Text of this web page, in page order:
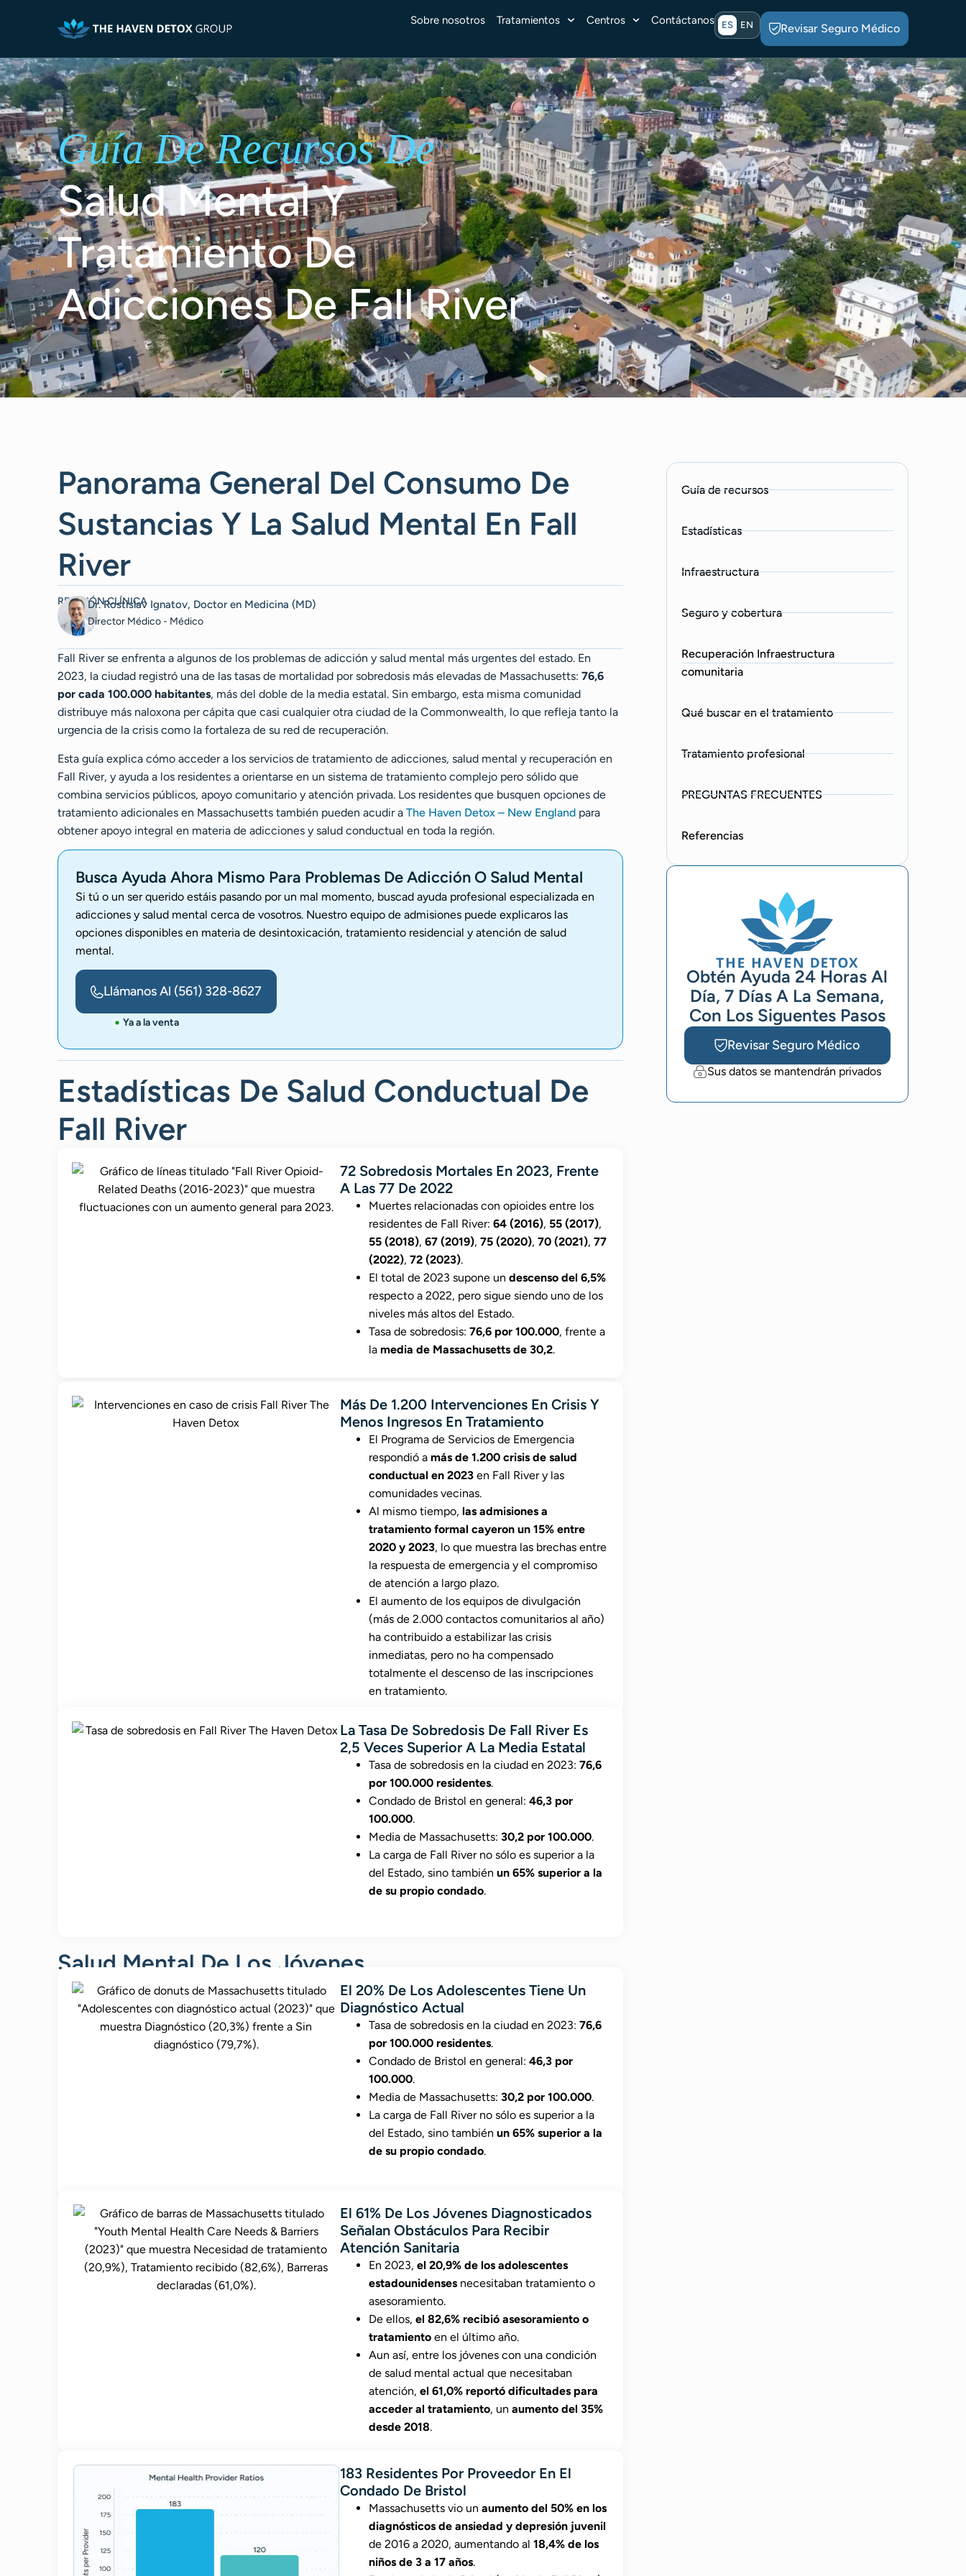
Sobre nosotros Tratamientos Centros Contáctanos ES EN Revisar Seguro Médico
Guía De Recursos De
Salud Mental Y
Tratamiento De
Adicciones De Fall River
Panorama General Del Consumo De
Sustancias Y La Salud Mental En Fall
River
REVISIÓN CLÍNICA
Dr. Rostislav Ignatov, Doctor en Medicina (MD)
Director Médico - Médico
Fall River se enfrenta a algunos de los problemas de adicción y salud mental más urgentes del estado. En
2023, la ciudad registró una de las tasas de mortalidad por sobredosis más elevadas de Massachusetts: 76,6
por cada 100.000 habitantes, más del doble de la media estatal. Sin embargo, esta misma comunidad
distribuye más naloxona per cápita que casi cualquier otra ciudad de la Commonwealth, lo que refleja tanto la
urgencia de la crisis como la fortaleza de su red de recuperación.
Esta guía explica cómo acceder a los servicios de tratamiento de adicciones, salud mental y recuperación en
Fall River, y ayuda a los residentes a orientarse en un sistema de tratamiento complejo pero sólido que
combina servicios públicos, apoyo comunitario y atención privada. Los residentes que busquen opciones de
tratamiento adicionales en Massachusetts también pueden acudir a The Haven Detox – New England para
obtener apoyo integral en materia de adicciones y salud conductual en toda la región.
Busca Ayuda Ahora Mismo Para Problemas De Adicción O Salud Mental
Si tú o un ser querido estáis pasando por un mal momento, buscad ayuda profesional especializada en
adicciones y salud mental cerca de vosotros. Nuestro equipo de admisiones puede explicaros las
opciones disponibles en materia de desintoxicación, tratamiento residencial y atención de salud
mental.
Llámanos Al (561) 328-8627
Ya a la venta
Estadísticas De Salud Conductual De
Fall River
72 Sobredosis Mortales En 2023, Frente
A Las 77 De 2022
Muertes relacionadas con opioides entre los
residentes de Fall River:64 (2016), 55 (2017),
55 (2018),67 (2019),75 (2020),70 (2021),77
(2022),72 (2023).
El total de 2023 supone undescenso del 6,5%
respecto a 2022, pero sigue siendo uno de los
niveles más altos del Estado.
Tasa de sobredosis:76,6 por 100.000, frente a
lamedia de Massachusetts de 30,2.
Más De 1.200 Intervenciones En Crisis Y
Menos Ingresos En Tratamiento
El Programa de Servicios de Emergencia
respondió amás de 1.200 crisis de salud
conductual en 2023 en Fall River y las
comunidades vecinas.
Al mismo tiempo, las admisiones a
tratamiento formal cayeron un 15% entre
2020 y 2023, lo que muestra las brechas entre
la respuesta de emergencia y el compromiso
de atención a largo plazo.
El aumento de los equipos de divulgación
(más de 2.000 contactos comunitarios al año)
ha contribuido a estabilizar las crisis
inmediatas, pero no ha compensado
totalmente el descenso de las inscripciones
en tratamiento.
La Tasa De Sobredosis De Fall River Es
2,5 Veces Superior A La Media Estatal
Tasa de sobredosis en la ciudad en 2023:76,6
por 100.000 residentes.
Condado de Bristol en general:46,3 por
100.000.
Media de Massachusetts:30,2 por 100.000.
La carga de Fall River no sólo es superior a la
del Estado, sino tambiénun 65% superior a la
de su propio condado.
Salud Mental De Los Jóvenes
El 20% De Los Adolescentes Tiene Un
Diagnóstico Actual
Tasa de sobredosis en la ciudad en 2023:76,6
por 100.000 residentes.
Condado de Bristol en general:46,3 por
100.000.
Media de Massachusetts:30,2 por 100.000.
La carga de Fall River no sólo es superior a la
del Estado, sino tambiénun 65% superior a la
de su propio condado.
El 61% De Los Jóvenes Diagnosticados
Señalan Obstáculos Para Recibir
Atención Sanitaria
En 2023,el 20,9% de los adolescentes
estadounidenses necesitaban tratamiento o
asesoramiento.
De ellos,el 82,6% recibió asesoramiento o
tratamiento en el último año.
Aun así, entre los jóvenes con una condición
de salud mental actual que necesitaban
atención,el 61,0% reportó dificultades para
acceder al tratamiento, unaumento del 35%
desde 2018.
183 Residentes Por Proveedor En El
Condado De Bristol
Massachusetts vio unaumento del 50% en los
diagnósticos de ansiedad y depresión juvenil
de 2016 a 2020, aumentando al18,4% de los
niños de 3 a 17 años.
Guía de recursos
Estadísticas
Infraestructura
Seguro y cobertura
Recuperación Infraestructura
comunitaria
Qué buscar en el tratamiento
Tratamiento profesional
PREGUNTAS FRECUENTES
Referencias
Obtén Ayuda 24 Horas Al
Día, 7 Días A La Semana,
Con Los Siguentes Pasos
Revisar Seguro Médico
Sus datos se mantendrán privados